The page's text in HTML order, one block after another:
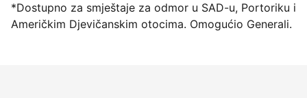
*Dostupno za smještaje za odmor u SAD-u, Portoriku i
Američkim Djevičanskim otocima. Omogućio Generali.